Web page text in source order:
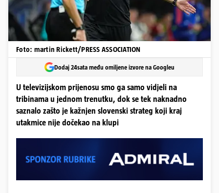
Foto: martin Rickett/PRESS ASSOCIATION
Dodaj 24sata među omiljene izvore na Googleu
U televizijskom prijenosu smo ga samo vidjeli na
tribinama u jednom trenutku, dok se tek naknadno
saznalo zašto je kažnjen slovenski strateg koji kraj
utakmice nije dočekao na klupi